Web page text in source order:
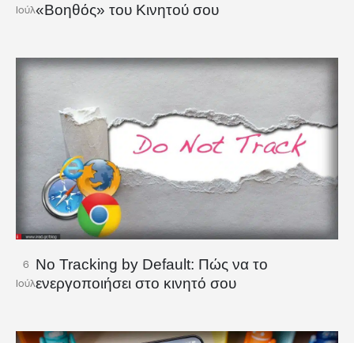
Ιούλ«Βοηθός» του Κινητού σου
6
Ιούλ
No Tracking by Default: Πώς να το
ενεργοποιήσει στο κινητό σου